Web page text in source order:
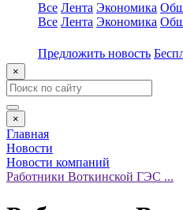
Все Лента Экономика
Все Лента Экономика
Предложить новость
×
×
Главная
Новости
Новости компаний
Работники Воткинской ГЭС ...